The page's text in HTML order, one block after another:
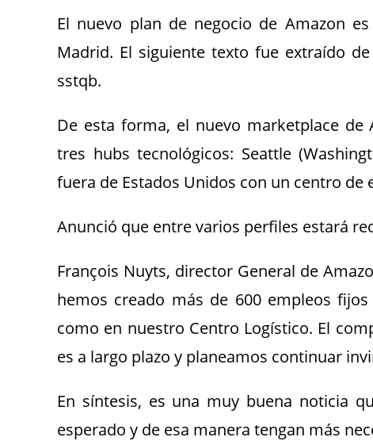
El nuevo plan de negocio de Amazon
Madrid. El siguiente texto fue extraído
sstqb.
De esta forma, el nuevo marketplace de
tres hubs tecnológicos: Seattle
fuera de Estados Unidos con un centro de
Anunció que entre varios perfiles estará
François Nuyts, director General de
hemos creado más de 600 empleos
como en nuestro Centro Logístico. El
es a largo plazo y planeamos continuar
En síntesis, es una muy buena noticia
esperado y de esa manera tengan más